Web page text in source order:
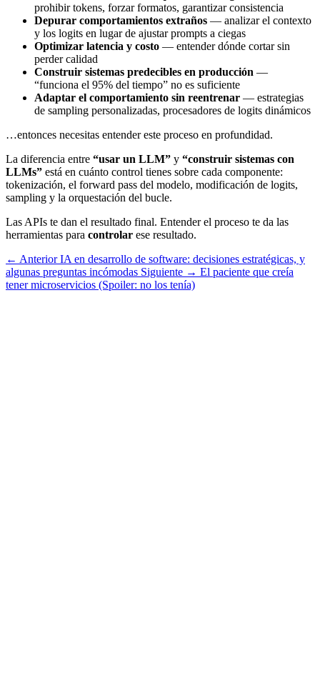
prohibir tokens, forzar formatos, garantizar consistencia
Depurar comportamientos extraños — analizar el contexto
y los logits en lugar de ajustar prompts a ciegas
Optimizar latencia y costo — entender dónde cortar sin
perder calidad
Construir sistemas predecibles en producción —
“funciona el 95% del tiempo” no es suficiente
Adaptar el comportamiento sin reentrenar — estrategias
de sampling personalizadas, procesadores de logits dinámicos
…entonces necesitas entender este proceso en profundidad.
La diferencia entre “usar un LLM” y “construir sistemas con
LLMs” está en cuánto control tienes sobre cada componente:
tokenización, el forward pass del modelo, modificación de logits,
sampling y la orquestación del bucle.
Las APIs te dan el resultado final. Entender el proceso te da las
herramientas para controlar ese resultado.
← AnteriorIA en desarrollo de software: decisiones estratégicas, y
algunas preguntas incómodas Siguiente → El paciente que creía
tener microservicios (Spoiler: no los tenía)